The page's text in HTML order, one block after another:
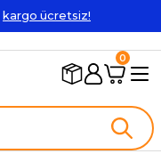
kargo ücretsiz!
0